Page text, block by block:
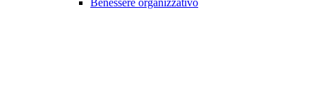
Benessere organizzativo